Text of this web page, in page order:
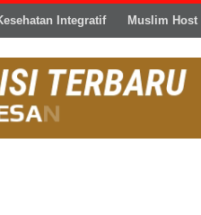
Integratif Muslim Host